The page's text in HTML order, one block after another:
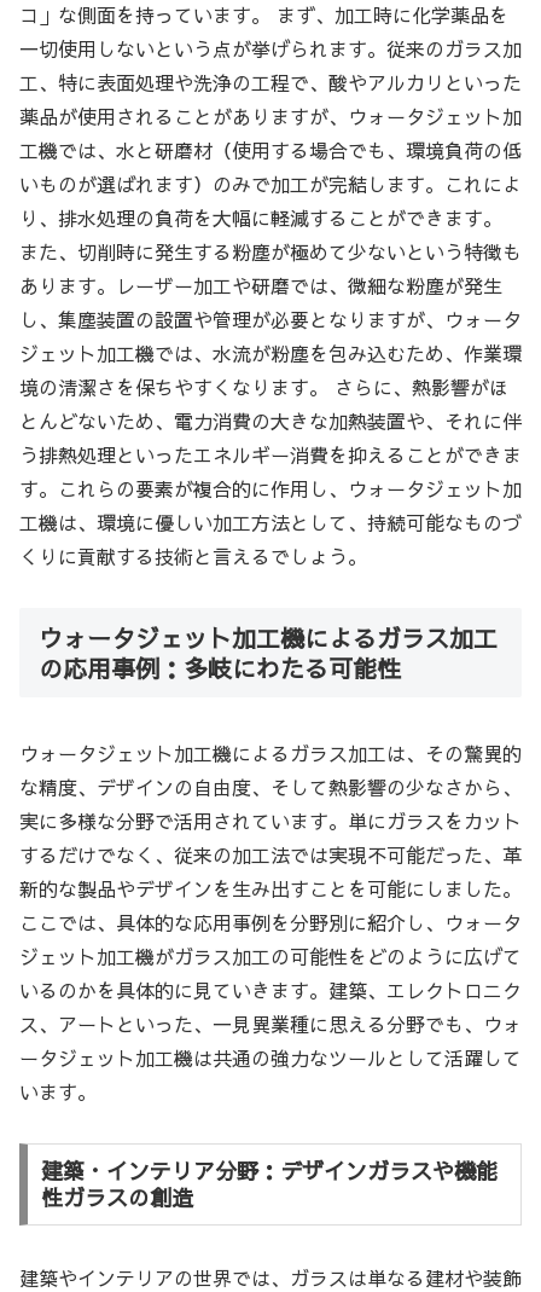
コ」な側面を持っています。 まず、加工時に化学薬品を
一切使用しないという点が挙げられます。従来のガラス加
工、特に表面処理や洗浄の工程で、酸やアルカリといった
薬品が使用されることがありますが、ウォータジェット加
工機では、水と研磨材（使用する場合でも、環境負荷の低
いものが選ばれます）のみで加工が完結します。これによ
り、排水処理の負荷を大幅に軽減することができます。
また、切削時に発生する粉塵が極めて少ないという特徴も
あります。レーザー加工や研磨では、微細な粉塵が発生
し、集塵装置の設置や管理が必要となりますが、ウォータ
ジェット加工機では、水流が粉塵を包み込むため、作業環
境の清潔さを保ちやすくなります。 さらに、熱影響がほ
とんどないため、電力消費の大きな加熱装置や、それに伴
う排熱処理といったエネルギー消費を抑えることができま
す。これらの要素が複合的に作用し、ウォータジェット加
工機は、環境に優しい加工方法として、持続可能なものづ
くりに貢献する技術と言えるでしょう。
ウォータジェット加工機によるガラス加工
の応用事例：多岐にわたる可能性
ウォータジェット加工機によるガラス加工は、その驚異的
な精度、デザインの自由度、そして熱影響の少なさから、
実に多様な分野で活用されています。単にガラスをカット
するだけでなく、従来の加工法では実現不可能だった、革
新的な製品やデザインを生み出すことを可能にしました。
ここでは、具体的な応用事例を分野別に紹介し、ウォータ
ジェット加工機がガラス加工の可能性をどのように広げて
いるのかを具体的に見ていきます。建築、エレクトロニク
ス、アートといった、一見異業種に思える分野でも、ウォ
ータジェット加工機は共通の強力なツールとして活躍して
います。
建築・インテリア分野：デザインガラスや機能
性ガラスの創造
建築やインテリアの世界では、ガラスは単なる建材や装飾